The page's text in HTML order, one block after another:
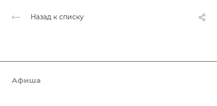
Назад к списку
Афиша